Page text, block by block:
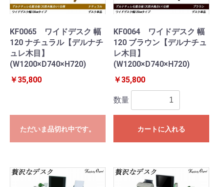
KF0065 ワイドデスク 幅
120 ナチュラル【デルナチ
ュレ木目】
(W1200×D740×H720)
￥35,800
ただいま品切れ中です。
KF0064 ワイドデスク 幅
120 ブラウン【デルナチュ
レ木目】
(W1200×D740×H720)
￥35,800
数量
カートに入れる